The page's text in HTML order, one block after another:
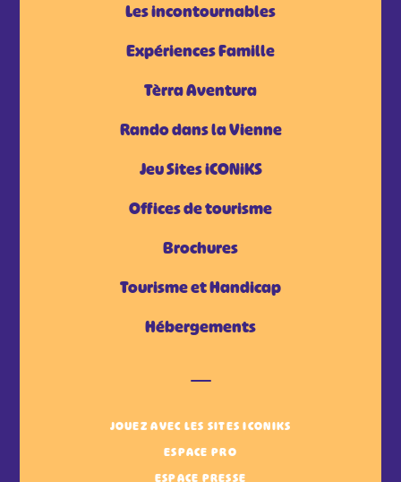
Les incontournables
Expériences Famille
Tèrra Aventura
Rando dans la Vienne
Jeu Sites iCONiKS
Offices de tourisme
Brochures
Tourisme et Handicap
Hébergements
JOUEZ AVEC LES SITES ICONIKS
ESPACE PRO
ESPACE PRESSE